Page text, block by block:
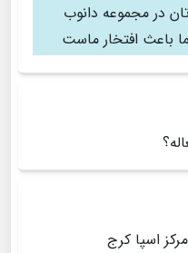
در مجموعه دانوب
باعث افتخار ماست
اسپا کرج